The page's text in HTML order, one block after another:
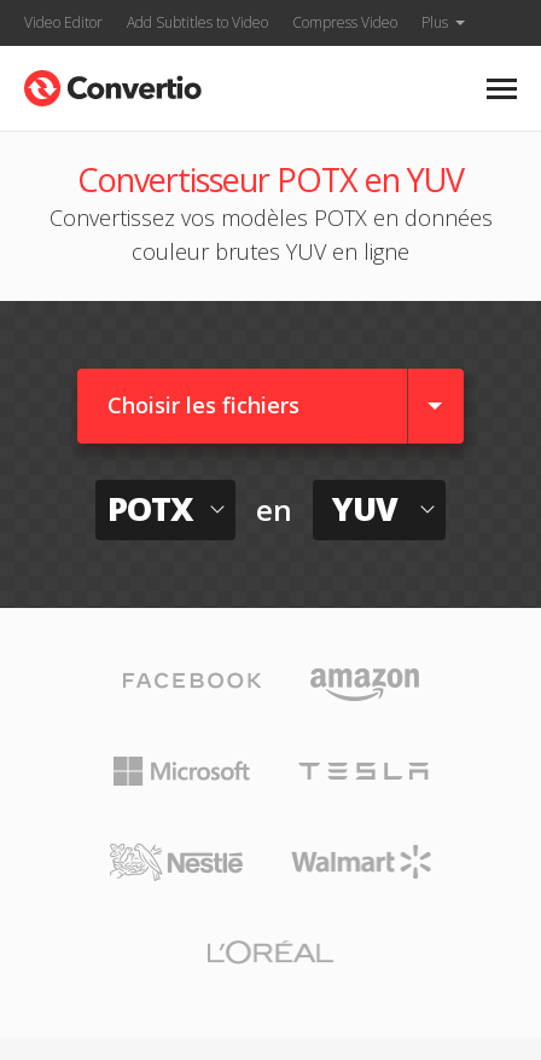
Video Editor Add Subtitles to Video Compress Video Plus
Convertisseur POTX en YUV
Convertissez vos modèles POTX en données
couleur brutes YUV en ligne
Choisir les fichiers
POTX en YUV